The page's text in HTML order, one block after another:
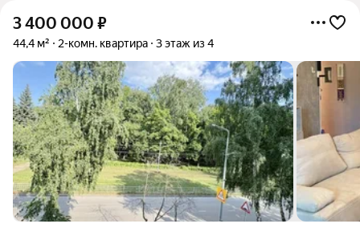
3 400 000 ₽
44,4 м² 2-комн. квартира 3 этаж из 4